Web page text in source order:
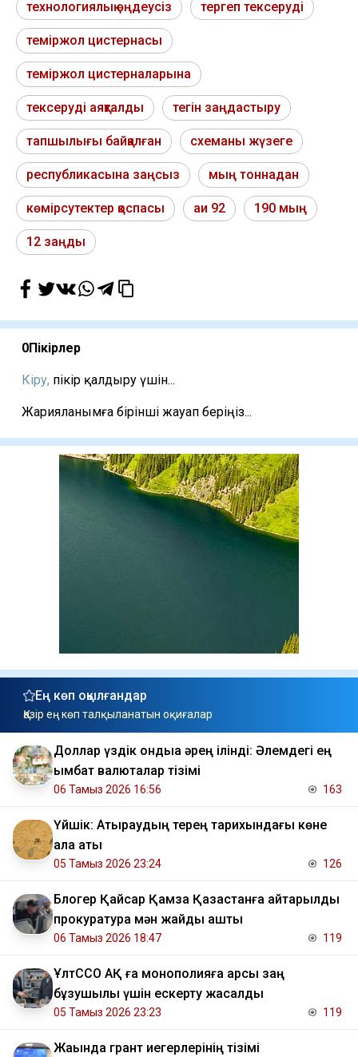
технологиялық өңдеусіз тергеп тексеруді
теміржол цистернасы
теміржол цистерналарына
тексеруді аяқталды тегін заңдастыру
тапшылығы байқалған схеманы жүзеге
республикасына заңсыз мың тоннадан
көмірсутектер қоспасы аи 92 190 мың
12 заңды
0Пікірлер
Кіру, пікір қалдыру үшін...
Жарияланымға бірінші жауап беріңіз...
Ең көп оқылғандар
Қазір ең көп талқыланатын оқиғалар
Доллар үздік ондыққа әрең ілінді: Әлемдегі ең
қымбат валюталар тізімі
06 Тамыз 2026 16:56 163
Үйшік: Атыраудың терең тарихындағы көне
қала аты
05 Тамыз 2026 23:24 126
Блогер Қайсар Қамза Қазақстанға қайтарылды
прокуратура мән жайды ашты
06 Тамыз 2026 18:47 119
ҰлтССО АҚ ға монополияға қарсы заң
бұзушылық үшін ескерту жасалды
05 Тамыз 2026 23:23 119
Жақында грант иегерлерінің тізімі